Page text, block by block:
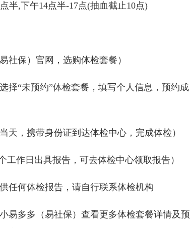
,下午14点半-17点(抽血截止10点)
保）官网，选购体检套餐）
“未预约”体检套餐，填写个人信息，预约成
，携带身份证到达体检中心，完成体检）
作日出具报告，可去体检中心领取报告）
何体检报告，请自行联系体检机构
多多（易社保）查看更多体检套餐详情及预